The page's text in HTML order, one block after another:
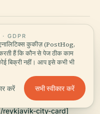
of Iceland Ticket
travel-
area/thjodminjasafn-
]
Information
city-card]
· GDPR
कुकीज़ (PostHog,
हैं कि कौन से पेज ठीक काम
बिक्री नहीं। आप इसे कभी भी
करें सभी स्वीकार करें